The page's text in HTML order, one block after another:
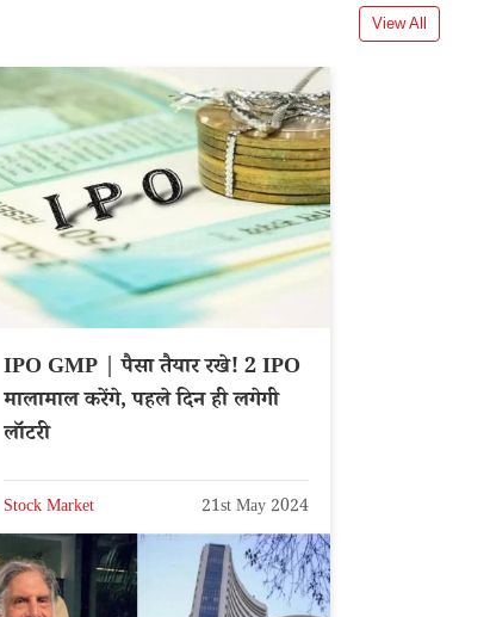
View All
IPO GMP | पैसा तैयार रखे! 2 IPO
मालामाल करेंगे, पहले दिन ही लगेगी
लॉटरी
Stock Market 21st May 2024